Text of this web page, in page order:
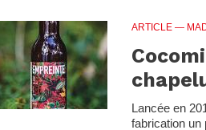
ARTICLE —
Lancée en
fabrication un